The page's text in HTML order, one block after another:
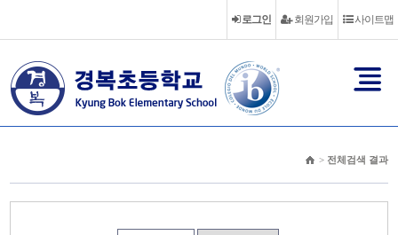
사이트맵
회원가입
로그인
> 전체검색 결과